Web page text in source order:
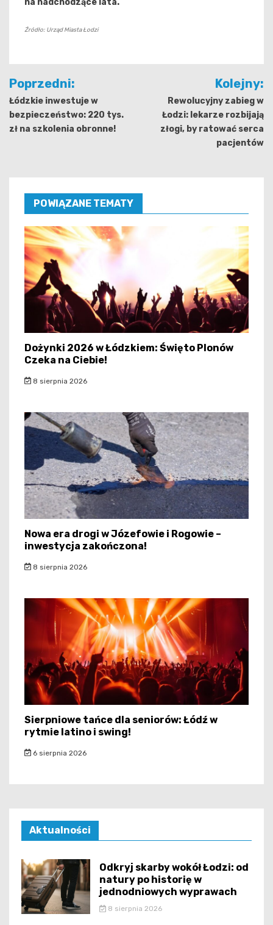
Źródło: Urząd Miasta Łodzi
Nawigacja
wpisu
Poprzedni:
Łódzkie inwestuje w
bezpieczeństwo: 220 tys.
zł na szkolenia obronne!
Kolejny:
Rewolucyjny zabieg w
Łodzi: lekarze rozbijają
złogi, by ratować serca
pacjentów
POWIĄZANE TEMATY
Dożynki 2026 w Łódzkiem: Święto Plonów
Czeka na Ciebie!
8 sierpnia 2026
Nowa era drogi w Józefowie i Rogowie –
inwestycja zakończona!
8 sierpnia 2026
Sierpniowe tańce dla seniorów: Łódź w
rytmie latino i swing!
6 sierpnia 2026
Aktualności
Odkryj skarby wokół Łodzi: od
natury po historię w
jednodniowych wyprawach
8 sierpnia 2026